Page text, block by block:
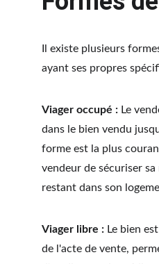
Il existe plusieurs
ayant ses propres
Viager occupé : Le
dans le bien vendu
forme est la plus
vendeur de sécuriser
restant dans son
Viager libre : Le bien
de l'acte de vente,